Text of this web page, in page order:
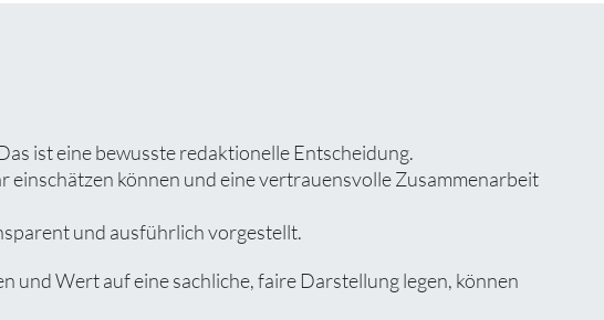
ist eine bewusste redaktionelle Entscheidung.
können und eine vertrauensvolle Zusammenarbeit
und ausführlich vorgestellt.
und Wert auf eine sachliche, faire Darstellung legen, können